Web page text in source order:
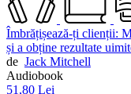
Îmbrățișează-ți clienții:
și a obține rezultate
de Jack Mitchell
Audiobook
51,80 Lei